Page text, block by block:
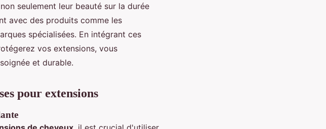
seulement leur beauté sur la durée
avec des produits comme les
spécialisées. En intégrant ces
vos extensions, vous
et durable.
pour extensions